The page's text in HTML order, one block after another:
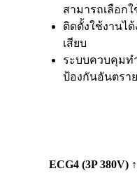
สามารถเลือก
ติดตั้งใช้งานไ
เสียบ
ระบบควบคุมท
ป้องกันอันตรา
ECG4 (3P